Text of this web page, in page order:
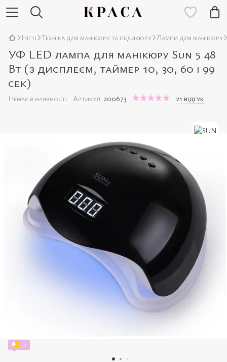
Нігті Техніка для манікюру та педикюру Лампи для манікюру
УФ LED лампа для манікюру Sun 5 48
Вт (з дисплеєм, таймер 10, 30, 60 і 99
сек)
Немає в наявності Артикул: 200673 21 відгук
4